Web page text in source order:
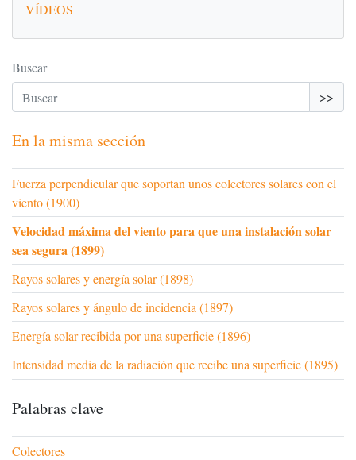
VÍDEOS
Buscar
>>
En la misma sección
Fuerza perpendicular que soportan unos colectores solares con el
viento (1900)
Velocidad máxima del viento para que una instalación solar
sea segura (1899)
Rayos solares y energía solar (1898)
Rayos solares y ángulo de incidencia (1897)
Energía solar recibida por una superficie (1896)
Intensidad media de la radiación que recibe una superficie (1895)
Palabras clave
Colectores